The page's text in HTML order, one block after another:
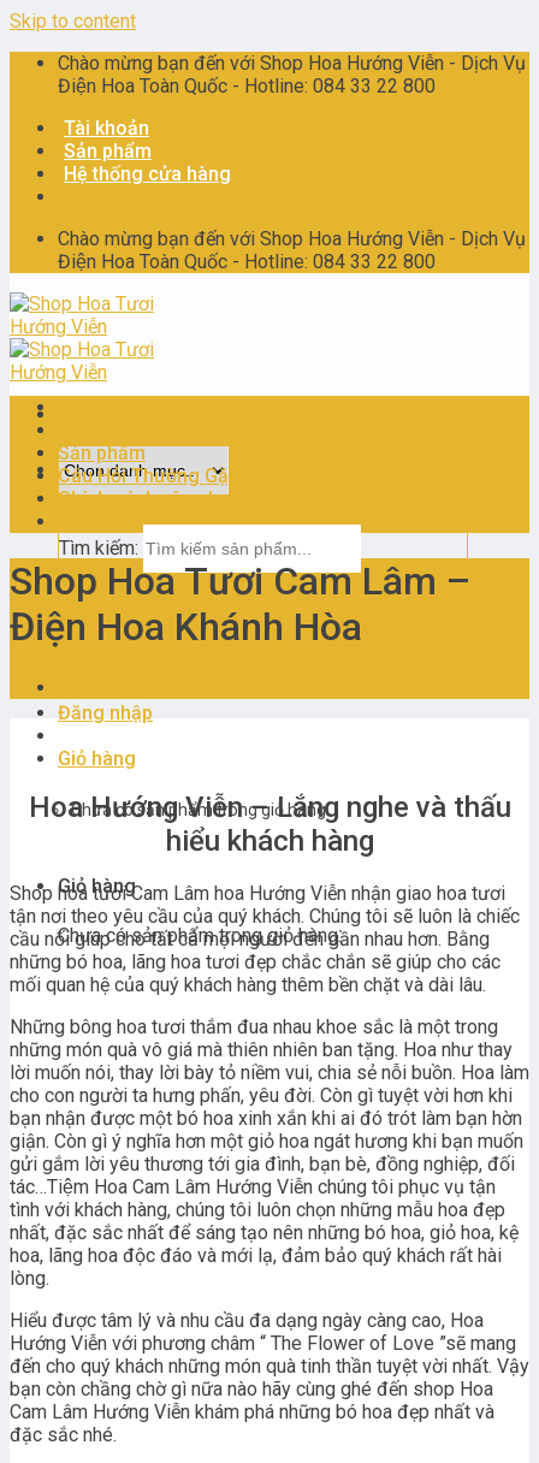
Skip to content
Chào mừng bạn đến với Shop Hoa Hướng Viễn - Dịch Vụ
Điện Hoa Toàn Quốc - Hotline: 084 33 22 800
Tài khoản
Sản phẩm
Hệ thống cửa hàng
Chào mừng bạn đến với Shop Hoa Hướng Viễn - Dịch Vụ
Điện Hoa Toàn Quốc - Hotline: 084 33 22 800
Tìm kiếm:
Đăng nhập
Giỏ hàng
Chưa có sản phẩm trong giỏ hàng.
Giỏ hàng
Chưa có sản phẩm trong giỏ hàng.
Sản phẩm
Câu Hỏi Thường Gặp
Chính sách vận chuyển
Shop Hoa Tươi Cam Lâm –
Điện Hoa Khánh Hòa
Hoa Hướng Viễn – Lắng nghe và thấu
hiểu khách hàng
Shop hoa tươi Cam Lâm hoa Hướng Viễn nhận giao hoa tươi
tận nơi theo yêu cầu của quý khách. Chúng tôi sẽ luôn là chiếc
cầu nối giúp cho tất cả mọi người đến gần nhau hơn. Bằng
những bó hoa, lãng hoa tươi đẹp chắc chắn sẽ giúp cho các
mối quan hệ của quý khách hàng thêm bền chặt và dài lâu.
Những bông hoa tươi thắm đua nhau khoe sắc là một trong
những món quà vô giá mà thiên nhiên ban tặng. Hoa như thay
lời muốn nói, thay lời bày tỏ niềm vui, chia sẻ nỗi buồn. Hoa làm
cho con người ta hưng phấn, yêu đời. Còn gì tuyệt vời hơn khi
bạn nhận được một bó hoa xinh xắn khi ai đó trót làm bạn hờn
giận. Còn gì ý nghĩa hơn một giỏ hoa ngát hương khi bạn muốn
gửi gắm lời yêu thương tới gia đình, bạn bè, đồng nghiệp, đối
tác…Tiệm Hoa Cam Lâm Hướng Viễn chúng tôi phục vụ tận
tình với khách hàng, chúng tôi luôn chọn những mẫu hoa đẹp
nhất, đặc sắc nhất để sáng tạo nên những bó hoa, giỏ hoa, kệ
hoa, lãng hoa độc đáo và mới lạ, đảm bảo quý khách rất hài
lòng.
Hiểu được tâm lý và nhu cầu đa dạng ngày càng cao, Hoa
Hướng Viễn với phương châm “ The Flower of Love ”sẽ mang
đến cho quý khách những món quà tinh thần tuyệt vời nhất. Vậy
bạn còn chầng chờ gì nữa nào hãy cùng ghé đến shop Hoa
Cam Lâm Hướng Viễn khám phá những bó hoa đẹp nhất và
đặc sắc nhé.